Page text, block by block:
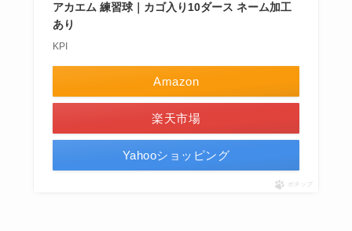
アカエム 練習球｜カゴ入り10ダース ネーム加工
あり
KPI
Amazon
楽天市場
Yahooショッピング
ポチップ